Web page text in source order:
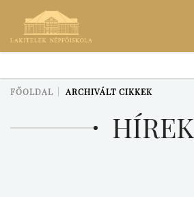
FŐOLDAL ARCHIVÁLT CIKKEK
HÍREK